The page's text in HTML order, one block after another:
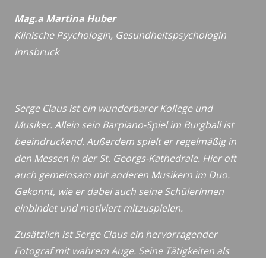
Mag.a Martina Huber
Klinische Psychologin, Gesundheitspsychologin
Innsbruck
Serge Claus ist ein wunderbarer Kollege und
Musiker. Allein sein Barpiano-Spiel im Burgball ist
beeindruckend. Außerdem spielt er regelmäßig in
den Messen in der St. Georgs-Kathedrale. Hier oft
auch gemeinsam mit anderen Musikern im Duo.
Gekonnt, wie er dabei auch seine SchülerInnen
einbindet und motiviert mitzuspielen.
Zusätzlich ist Serge Claus ein hervorragender
Fotograf mit wahrem Auge. Seine Tätigkeiten als